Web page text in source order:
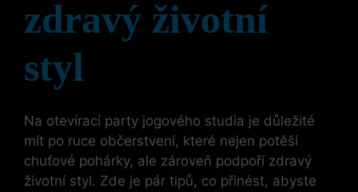
zdravý životní
styl
Na otevírací party jogového studia je důležité
mít po ruce občerstvení, které nejen potěší
chuťové pohárky, ale zároveň podpoří zdravý
životní styl. Zde je pár tipů, co přinést, abyste